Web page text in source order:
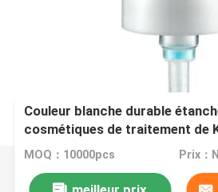
Couleur blanche durable
cosmétiques de traitement de
MOQ：10000pcs Prix：